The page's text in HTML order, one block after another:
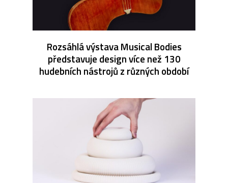
Rozsáhlá výstava Musical Bodies
představuje design více než 130
hudebních nástrojů z různých období